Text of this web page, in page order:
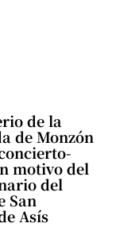
de la
de Monzón
motivo del
del
San
Asís